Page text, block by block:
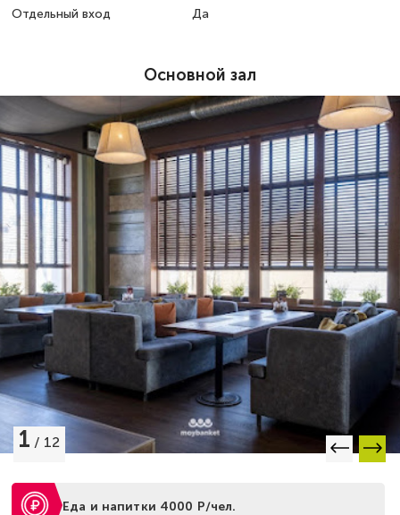
Отдельный вход
Да
Основной зал
1 / 12
Еда и напитки 4000 Р/чел.